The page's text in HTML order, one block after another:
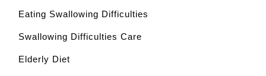
Eating Swallowing Difficulties
Swallowing Difficulties Care
Elderly Diet